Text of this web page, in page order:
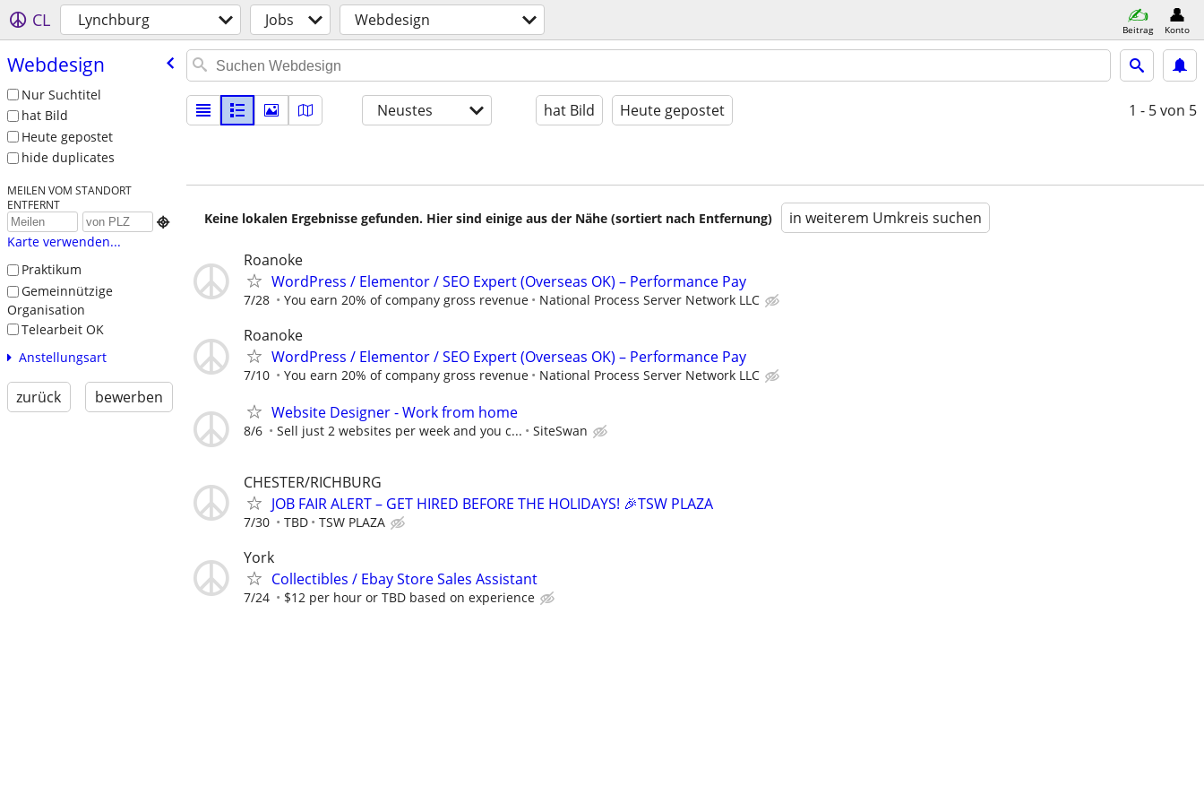
CL Lynchburg Jobs Webdesign Beitrag Konto
Webdesign
Nur Suchtitel
hat Bild
Heute gepostet
hide duplicates
MEILEN VOM STANDORT
ENTFERNT

Karte verwenden...
Praktikum
Gemeinnützige
Organisation
Telearbeit OK
Anstellungsart
zurück bewerben
Neustes hat Bild Heute gepostet 1 - 5von 5
Keine lokalen Ergebnisse gefunden. Hier sind einige aus der Nähe (sortiert nach Entfernung) in weiterem Umkreis suchen
Roanoke
WordPress / Elementor / SEO Expert (Overseas OK) – Performance Pay
7/28 You earn 20% of company gross revenue National Process Server Network LLC
Roanoke
WordPress / Elementor / SEO Expert (Overseas OK) – Performance Pay
7/10 You earn 20% of company gross revenue National Process Server Network LLC
Website Designer - Work from home
8/6 Sell just 2 websites per week and you c... SiteSwan
CHESTER/RICHBURG
JOB FAIR ALERT – GET HIRED BEFORE THE HOLIDAYS! 🎉TSW PLAZA
7/30 TBD TSW PLAZA
York
Collectibles / Ebay Store Sales Assistant
7/24 $12 per hour or TBD based on experience